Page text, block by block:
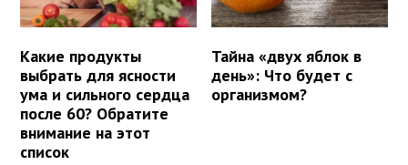
Какие продукты
выбрать для ясности
ума и сильного сердца
после 60? Обратите
внимание на этот
список
Тайна «двух яблок в
день»: Что будет с
организмом?